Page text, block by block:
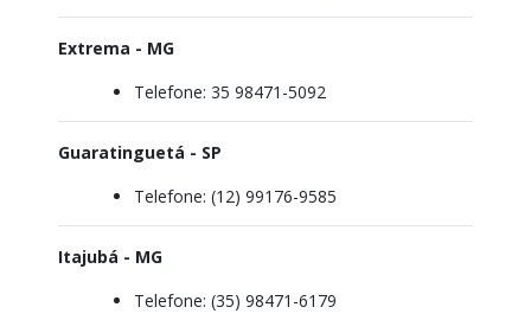
Extrema - MG
Telefone: 35 98471-5092
Guaratinguetá - SP
Telefone: (12) 99176-9585
Itajubá - MG
Telefone: (35) 98471-6179